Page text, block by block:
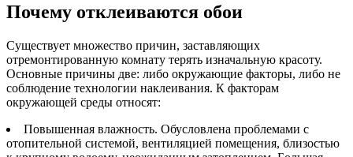
Почему отклеиваются обои
Существует множество причин, заставляющих
отремонтированную комнату терять изначальную красоту.
Основные причины две: либо окружающие факторы, либо не
соблюдение технологии наклеивания. К факторам
окружающей среды относят:
Повышенная влажность. Обусловлена проблемами с
отопительной системой, вентиляцией помещения, близостью